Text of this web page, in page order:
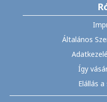
Általános
Így
Elállás